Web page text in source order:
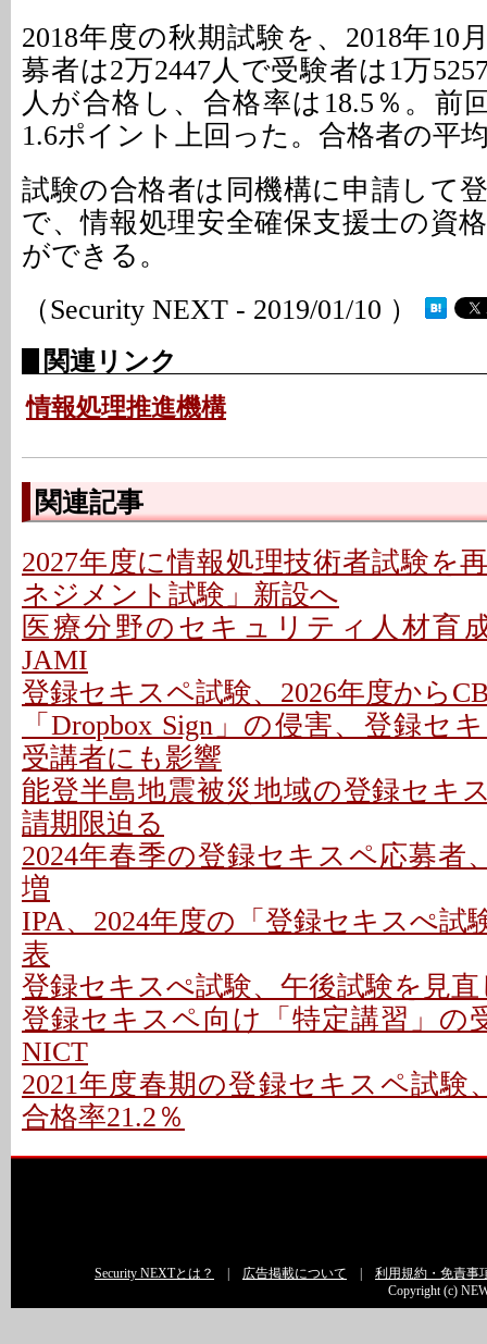
2018年度の秋期試験を、2018年10
募者は2万2447人で受験者は1万
人が合格し、合格率は18.5％。前
1.6ポイント上回った。合格者の平
試験の合格者は同機構に申請して
で、情報処理安全確保支援士の資
ができる。
（Security NEXT - 2019/01/10 ）
関連リンク
情報処理推進機構
関連記事
2027年度に情報処理技術者試験を
ネジメント試験」新設へ
医療分野のセキュリティ人材育
JAMI
登録セキスペ試験、2026年度から
「Dropbox Sign」の侵害、登録セ
受講者にも影響
能登半島地震被災地域の登録セキ
請期限迫る
2024年春季の登録セキスペ応募者
増
IPA、2024年度の「登録セキスぺ試
表
登録セキスぺ試験、午後試験を見直
登録セキスペ向け「特定講習」の
NICT
2021年度春期の登録セキスペ試験
合格率21.2％
Security NEXTとは？ 広告掲載について
利用規約・免責事
Copyright (c)